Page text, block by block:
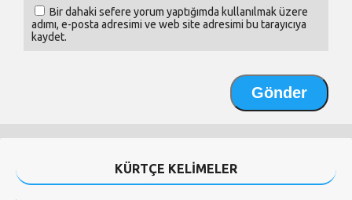
Bir dahaki sefere yorum yaptığımda kullanılmak üzere
adımı, e-posta adresimi ve web site adresimi bu tarayıcıya
kaydet.
KÜRTÇE KELİMELER